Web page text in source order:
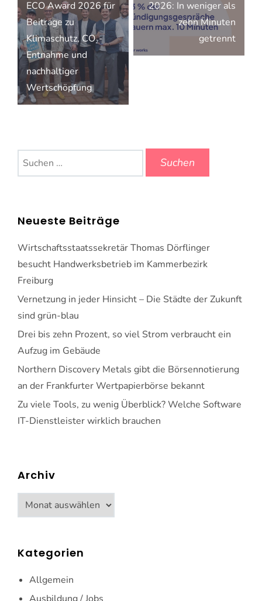
ECO Award 2026 für
Beiträge zu
Klimaschutz, CO₂-
E⁠n⁠t⁠n⁠a⁠h⁠me⁠ und
nachhaltiger
Wertschöpfung
2026: In weniger als
zehn Minuten
getrennt
Suchen
nach:
Neueste Beiträge
Wirtschaftsstaatssekretär Thomas Dörflinger
besucht Handwerksbetrieb im Kammerbezirk
Freiburg
Vernetzung in jeder Hinsicht – Die Städte der Zukunft
sind grün-blau
Drei bis zehn Prozent, so viel Strom verbraucht ein
Aufzug im Gebäude
Northern Discovery Metals gibt die Börsennotierung
an der Frankfurter Wertpapierbörse bekannt
Zu viele Tools, zu wenig Überblick? Welche Software
IT-Dienstleister wirklich brauchen
Archiv
Archiv
Kategorien
Allgemein